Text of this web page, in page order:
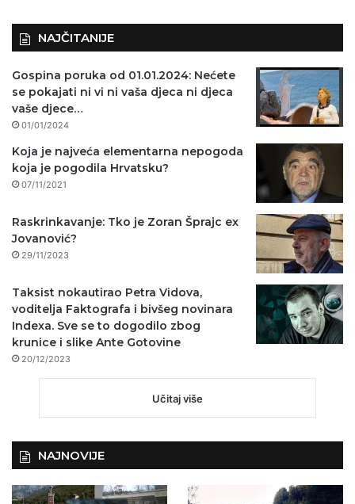
NAJČITANIJE
Gospina poruka od 01.01.2024: Nećete
se pokajati ni vi ni vaša djeca ni djeca
vaše djece…
01/01/2024
Koja je najveća elementarna nepogoda
koja je pogodila Hrvatsku?
07/11/2021
Raskrinkavanje: Tko je Zoran Šprajc ex
Jovanović?
29/11/2023
Taksist nokautirao Petra Vidova,
voditelja Faktografa i bivšeg novinara
Indexa. Sve se to dogodilo zbog
krunice i slike Ante Gotovine
20/12/2023
Učitaj više
NAJNOVIJE